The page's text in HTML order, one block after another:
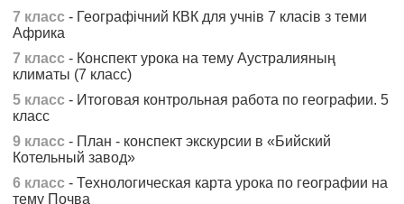
7 класс - Географічний КВК для учнів 7 класів з теми
Африка
7 класс - Конспект урока на тему Аустралияның
климаты (7 класс)
5 класс - Итоговая контрольная работа по географии. 5
класс
9 класс - План - конспект экскурсии в «Бийский
Котельный завод»
6 класс - Технологическая карта урока по географии на
тему Почва